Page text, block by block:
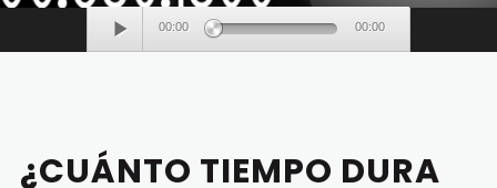
Audio
Player
00:00 00:00
¿CUÁNTO TIEMPO DURA